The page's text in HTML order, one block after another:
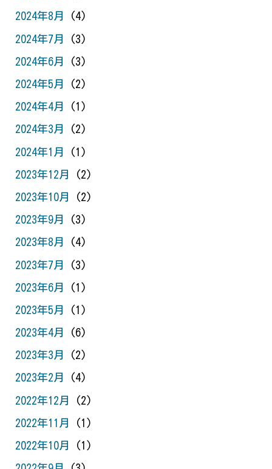
2024年8月 (4)
2024年7月 (3)
2024年6月 (3)
2024年5月 (2)
2024年4月 (1)
2024年3月 (2)
2024年1月 (1)
2023年12月 (2)
2023年10月 (2)
2023年9月 (3)
2023年8月 (4)
2023年7月 (3)
2023年6月 (1)
2023年5月 (1)
2023年4月 (6)
2023年3月 (2)
2023年2月 (4)
2022年12月 (2)
2022年11月 (1)
2022年10月 (1)